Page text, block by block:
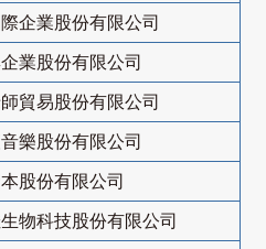
企業股份有限公司
業股份有限公司
貿易股份有限公司
樂股份有限公司
股份有限公司
物科技股份有限公司